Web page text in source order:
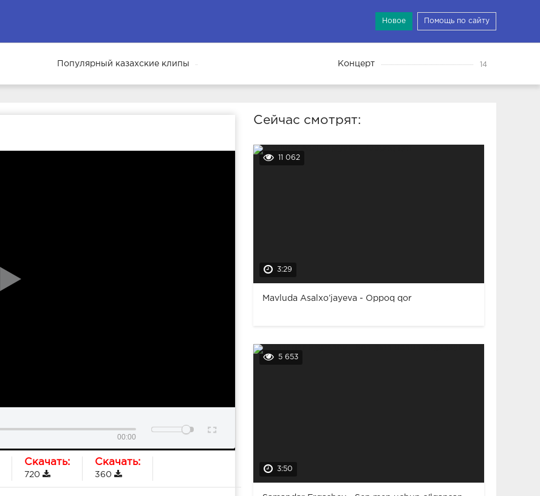
Новое Помощь по сайту
Популярный казахские клипы Концерт 14
00:00
Скачать:
720
Скачать:
360
Сейчас смотрят:
11 062
3:29
Mavluda Asalxo’jayeva - Oppoq qor
5 653
3:50